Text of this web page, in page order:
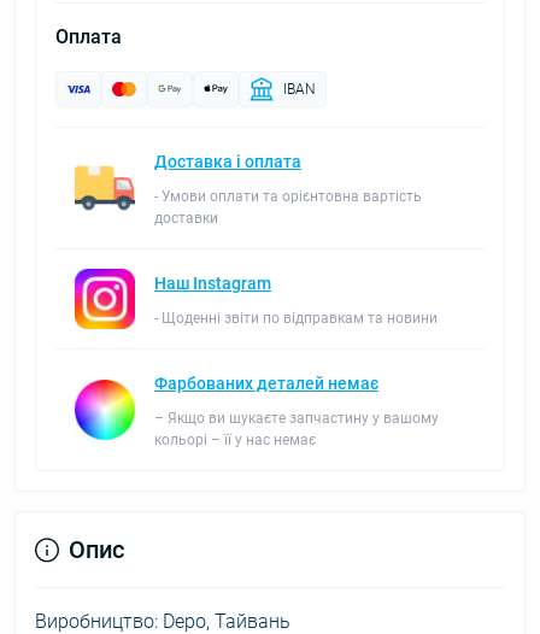
Оплата
IBAN
Доставка і оплата
- Умови оплати та орієнтовна вартість
доставки
Наш Instagram
- Щоденні звіти по відправкам та новини
Фарбованих деталей немає
– Якщо ви шукаєте запчастину у вашому
кольорі – її у нас немає
Опис
Виробництво: Depo, Тайвань